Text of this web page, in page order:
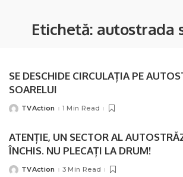
Etichetă: autostrada
SE DESCHIDE CIRCULAȚIA PE
SOARELUI
PostedTVAction 1 Min Read
ATENȚIE, UN SECTOR AL
ÎNCHIS. NU PLECAȚI LA DRUM!
PostedTVAction 3 Min Read